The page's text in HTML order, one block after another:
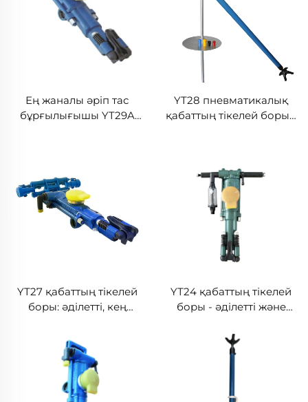
Ең жаналы әріп тас
бұрғылығышы YT29A
YT28 пневматикалық
қабаттың тікелей боры -
тоннельдерін құру үшін
ең жақсы құрал
YT27 қабаттың тікелей
боры: әділетті, кең
қолдануға мүмкіндік
береді және көптеген
негізде пайдалану
мүмкін, сапарлық,
тоннельдер мен
YT24 қабаттың тікелей
боры - әділетті және
мүмкіндік беретін
сапарлық және
инженерлік борудың
құралы